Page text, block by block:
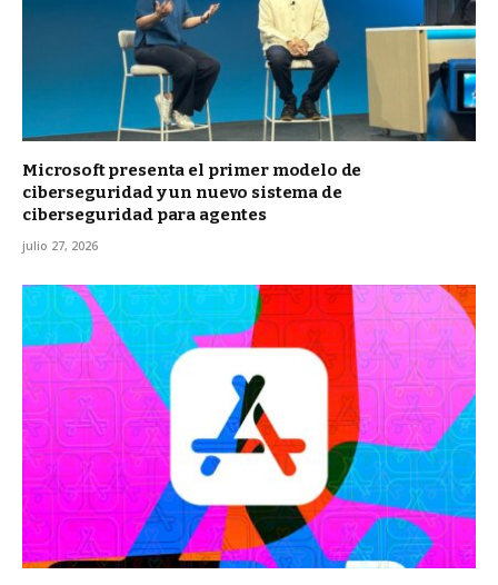
Microsoft presenta el primer modelo de
ciberseguridad y un nuevo sistema de
ciberseguridad para agentes
julio 27, 2026